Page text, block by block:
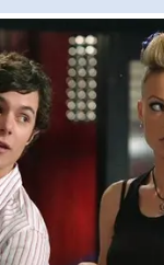
VÍCE
srovnat všechna 4